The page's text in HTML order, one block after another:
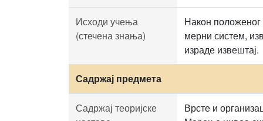
Исходи учења
(стечена знања)
Након положеног
мерни систем,
израде извештај.
Садржај предмета
Садржај теоријске
Врсте и